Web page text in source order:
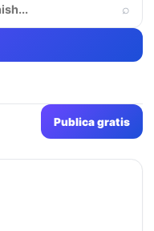
⌕
Publica gratis